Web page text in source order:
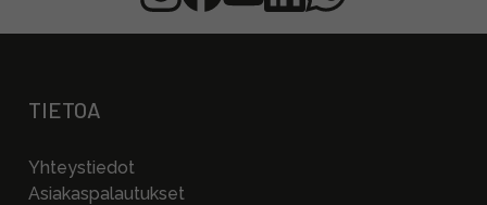
TIETOA
Yhteystiedot
Asiakaspalautukset